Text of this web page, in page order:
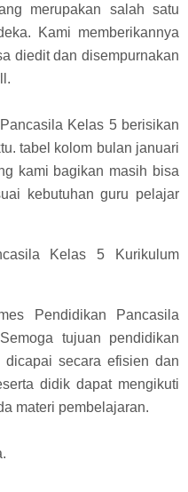
merupakan salah satu
Kami memberikannya
diedit dan disempurnakan
Kelas 5 berisikan
tabel kolom bulan januari
kami bagikan masih bisa
kebutuhan guru pelajar
Kelas 5 Kurikulum
Pendidikan Pancasila
tujuan pendidikan
secara efisien dan
didik dapat mengikuti
materi pembelajaran.